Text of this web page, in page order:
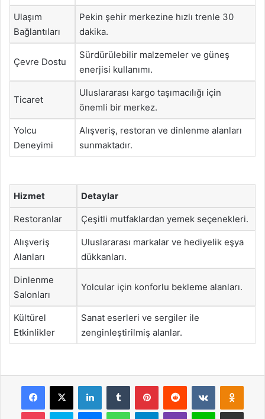
Ulaşım
Bağlantıları
Pekin şehir merkezine hızlı trenle 30
dakika.
Çevre Dostu
Sürdürülebilir malzemeler ve güneş
enerjisi kullanımı.
Ticaret
Uluslararası kargo taşımacılığı için
önemli bir merkez.
Yolcu
Deneyimi
Alışveriş, restoran ve dinlenme alanları
sunmaktadır.
Hizmet Detaylar
Restoranlar Çeşitli mutfaklardan yemek seçenekleri.
Alışveriş
Alanları
Uluslararası markalar ve hediyelik eşya
dükkanları.
Dinlenme
Salonları
Yolcular için konforlu bekleme alanları.
Kültürel
Etkinlikler
Sanat eserleri ve sergiler ile
zenginleştirilmiş alanlar.
Facebook
X LinkedInTumblr PinterestReddit VKontakte
Pocket Skype MessengerWhatsAppTelegramViber Line E-Posta ile